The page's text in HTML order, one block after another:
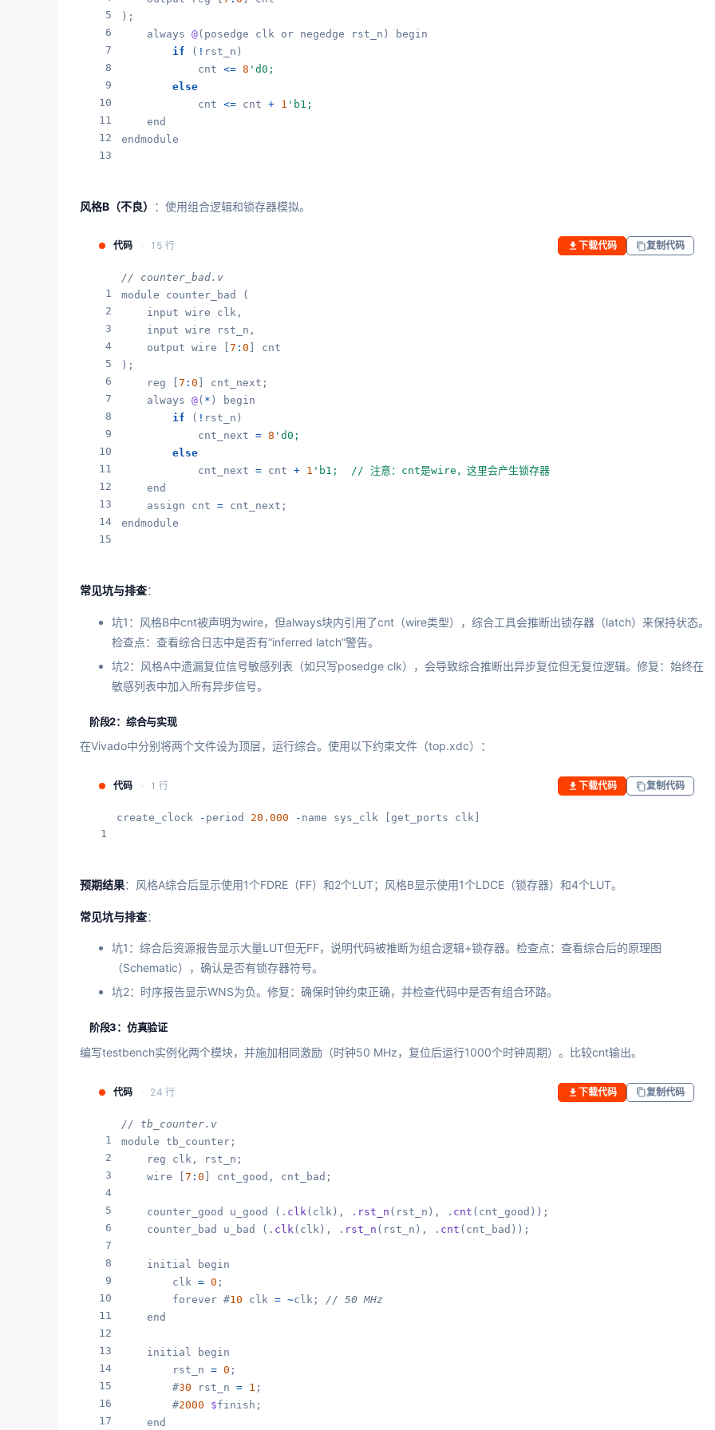
5
6
7
8
9
10
11
12
13
);
    always
@(posedge clk or negedge rst_n) begin
if ( ! rst_n)
            cnt
<= 8 'd0;
else
            cnt
<= cnt + 1 'b1;
    end
endmodule
风格B（不良） ：使用组合逻辑和锁存器模拟。
代码 15 行 下载代码 复制代码
1
2
3
4
5
6
7
8
9
10
11
12
13
14
15
// counter_bad.v
module counter_bad (
    input wire clk,
    input wire rst_n,
    output wire [
7 : 0 ] cnt
);
    reg [
7 : 0 ] cnt_next;
    always
@( * ) begin
if ( ! rst_n)
            cnt_next
= 8 'd0;
else
            cnt_next
= cnt + 1 'b1;  // 注意：cnt是wire，这里会产生锁存器
    end
    assign cnt
= cnt_next;
endmodule
常见坑与排查：
坑1：风格B中cnt被声明为wire，但always块内引用了cnt（wire类型），综合工具会推断出锁存器（latch）来保持状态。
检查点：查看综合日志中是否有“inferred latch”警告。
坑2：风格A中遗漏复位信号敏感列表（如只写posedge clk），会导致综合推断出异步复位但无复位逻辑。修复：始终在
敏感列表中加入所有异步信号。
阶段2：综合与实现
在Vivado中分别将两个文件设为顶层，运行综合。使用以下约束文件（top.xdc）：
代码 1 行 下载代码 复制代码
1
create_clock - period 20.000 - name sys_clk [get_ports clk]
预期结果：风格A综合后显示使用1个FDRE（FF）和2个LUT；风格B显示使用1个LDCE（锁存器）和4个LUT。
常见坑与排查：
坑1：综合后资源报告显示大量LUT但无FF，说明代码被推断为组合逻辑+锁存器。检查点：查看综合后的原理图
（Schematic），确认是否有锁存器符号。
坑2：时序报告显示WNS为负。修复：确保时钟约束正确，并检查代码中是否有组合环路。
阶段3：仿真验证
编写testbench实例化两个模块，并施加相同激励（时钟50 MHz，复位后运行1000个时钟周期）。比较cnt输出。
代码 24 行 下载代码 复制代码
1
2
3
4
5
6
7
8
9
10
11
12
13
14
15
16
17
// tb_counter.v
module tb_counter;
    reg clk, rst_n;
    wire [
7 : 0 ] cnt_good, cnt_bad;
    counter_good u_good (.
clk (clk), . rst_n (rst_n), . cnt (cnt_good));
    counter_bad u_bad (.
clk (clk), . rst_n (rst_n), . cnt (cnt_bad));
    initial begin
        clk
= 0 ;
        forever #
10 clk = ~clk; // 50 MHz
    end
    initial begin
        rst_n
= 0 ;
        #
30 rst_n = 1 ;
        #
2000 $finish;
    end